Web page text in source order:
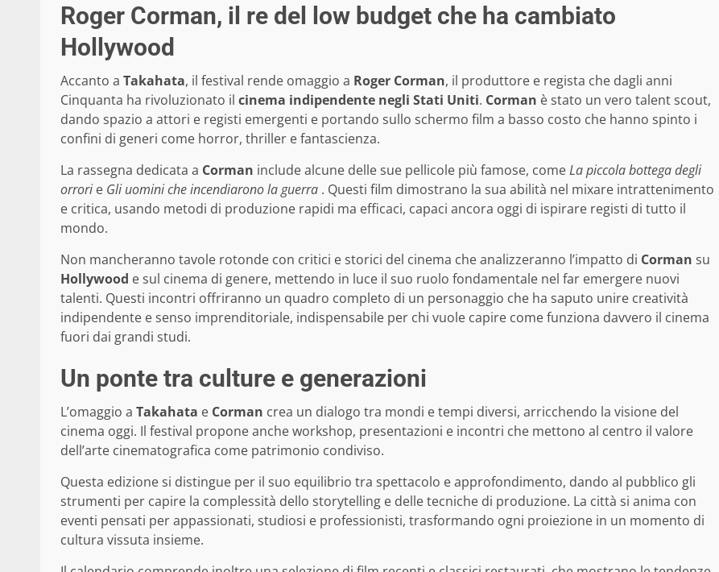
Roger Corman, il re del low budget che ha cambiato
Hollywood
Accanto a Takahata, il festival rende omaggio a Roger Corman, il produttore e regista che dagli anni
Cinquanta ha rivoluzionato il cinema indipendente negli Stati Uniti. Corman è stato un vero talent scout,
dando spazio a attori e registi emergenti e portando sullo schermo film a basso costo che hanno spinto i
confini di generi come horror, thriller e fantascienza.
La rassegna dedicata a Corman include alcune delle sue pellicole più famose, comeLa piccola bottega degli
orrori e Gli uomini che incendiarono la guerra . Questi film dimostrano la sua abilità nel mixare intrattenimento
e critica, usando metodi di produzione rapidi ma efficaci, capaci ancora oggi di ispirare registi di tutto il
mondo.
Non mancheranno tavole rotonde con critici e storici del cinema che analizzeranno l’impatto di Corman su
Hollywood e sul cinema di genere, mettendo in luce il suo ruolo fondamentale nel far emergere nuovi
talenti. Questi incontri offriranno un quadro completo di un personaggio che ha saputo unire creatività
indipendente e senso imprenditoriale, indispensabile per chi vuole capire come funziona davvero il cinema
fuori dai grandi studi.
Un ponte tra culture e generazioni
L’omaggio a Takahata e Corman crea un dialogo tra mondi e tempi diversi, arricchendo la visione del
cinema oggi. Il festival propone anche workshop, presentazioni e incontri che mettono al centro il valore
dell’arte cinematografica come patrimonio condiviso.
Questa edizione si distingue per il suo equilibrio tra spettacolo e approfondimento, dando al pubblico gli
strumenti per capire la complessità dello storytelling e delle tecniche di produzione. La città si anima con
eventi pensati per appassionati, studiosi e professionisti, trasformando ogni proiezione in un momento di
cultura vissuta insieme.